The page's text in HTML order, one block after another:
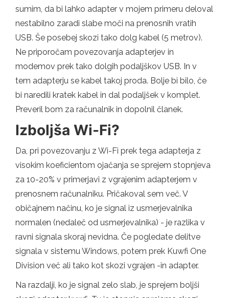
sumim, da bi lahko adapter v mojem primeru deloval
nestabilno zaradi slabe moči na prenosnih vratih
USB. Še posebej skozi tako dolg kabel (5 metrov).
Ne priporočam povezovanja adapterjev in
modemov prek tako dolgih podaljškov USB. In v
tem adapterju se kabel takoj proda. Bolje bi bilo, če
bi naredili kratek kabel in dal podaljšek v komplet.
Preveril bom za računalnik in dopolnil članek.
Izboljša Wi-Fi?
Da, pri povezovanju z Wi-Fi prek tega adapterja z
visokim koeficientom ojačanja se sprejem stopnjeva
za 10-20% v primerjavi z vgrajenim adapterjem v
prenosnem računalniku. Pričakoval sem več. V
običajnem načinu, ko je signal iz usmerjevalnika
normalen (nedaleč od usmerjevalnika) - je razlika v
ravni signala skoraj nevidna. Če pogledate delitve
signala v sistemu Windows, potem prek Kuwfi One
Division več ali tako kot skozi vgrajen -in adapter.
Na razdalji, ko je signal zelo slab, je sprejem boljši